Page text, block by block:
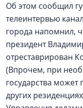
Об этом сообщил
телеинтервью
города напомнил,
президент
отреставрирован
(Впрочем, при
государства может
других